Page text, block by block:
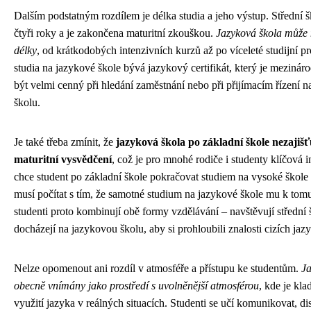
Dalším podstatným rozdílem je délka studia a jeho výstup. Střední
čtyři roky a je zakončena maturitní zkouškou. Jazyková škola
délky, od krátkodobých intenzivních kurzů až po víceleté studijní
studia na jazykové škole bývá jazykový certifikát, který je
být velmi cenný při hledání zaměstnání nebo při přijímacím řízení
školu.
Je také třeba zmínit, že jazyková škola po základní škole
maturitní vysvědčení, což je pro mnohé rodiče i studenty klíčová
chce student po základní škole pokračovat studiem na vysoké
musí počítat s tím, že samotné studium na jazykové škole mu k
studenti proto kombinují obě formy vzdělávání – navštěvují střední
docházejí na jazykovou školu, aby si prohloubili znalosti cizích
Nelze opomenout ani rozdíl v atmosféře a přístupu ke studentům.
obecně vnímány jako prostředí s uvolněnější atmosférou, kde je
využití jazyka v reálných situacích. Studenti se učí komunikovat,